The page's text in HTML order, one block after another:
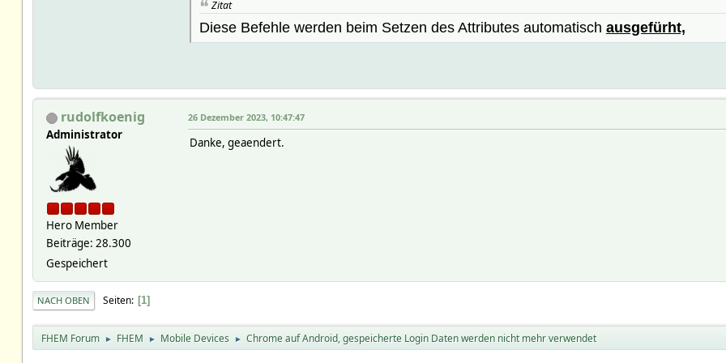
Zitat
Diese Befehle werden beim Setzen des Attributes automatisch ausgefürht,
rudolfkoenig
Administrator
Hero Member
Beiträge: 28.300
Gespeichert
26 Dezember 2023, 10:47:47
Danke, geaendert.
NACH OBEN Seiten 1
FHEM Forum ► FHEM ► Mobile Devices ► Chrome auf Android, gespeicherte Login Daten werden nicht mehr verwendet